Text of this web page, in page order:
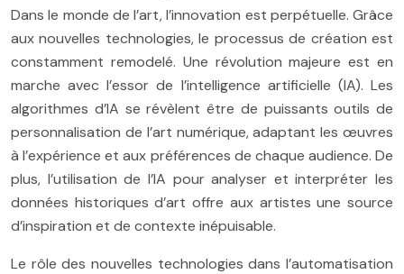
Dans le monde de l’art, l’innovation est perpétuelle. Grâce
aux nouvelles technologies, le processus de création est
constamment remodelé. Une révolution majeure est en
marche avec l’essor de l’intelligence artificielle (IA). Les
algorithmes d’IA se révèlent être de puissants outils de
personnalisation de l’art numérique, adaptant les œuvres
à l’expérience et aux préférences de chaque audience. De
plus, l’utilisation de l’IA pour analyser et interpréter les
données historiques d’art offre aux artistes une source
d’inspiration et de contexte inépuisable.
Le rôle des nouvelles technologies dans l’automatisation